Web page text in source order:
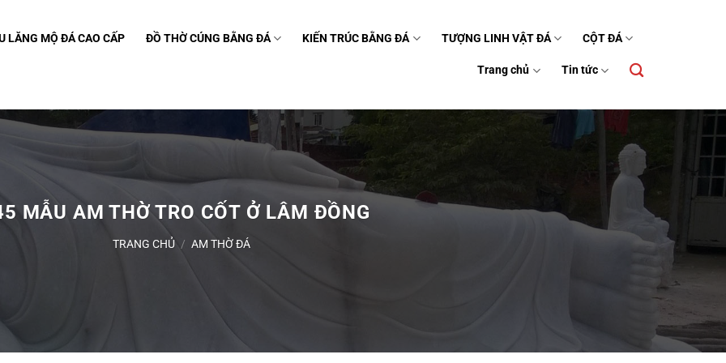
LĂNG MỘ ĐÁ CAO CẤP ĐỒ THỜ CÚNG BẰNG ĐÁ KIẾN TRÚC BẰNG ĐÁ TƯỢNG LINH VẬT ĐÁ CỘT ĐÁ
Trang chủ Tin tức
MẪU AM THỜ TRO CỐT Ở LÂM ĐỒNG
TRANG CHỦ / AM THỜ ĐÁ